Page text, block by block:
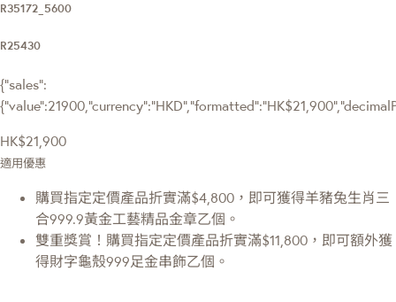
R35172_5600
R25430
{"sales":
HK$21,900
適用優惠
購買指定定價產品折實滿$4,800，即可獲得羊豬兔生肖三
合999.9黃金工藝精品金章乙個。
雙重獎賞！購買指定定價產品折實滿$11,800，即可額外獲
得財字龜殼999足金串飾乙個。